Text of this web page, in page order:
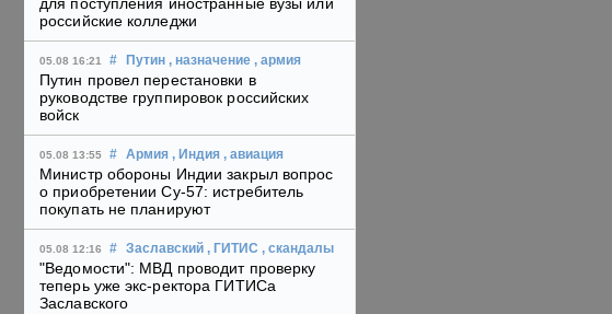
для поступления иностранные вузы или
российские колледжи
05.08 16:21 # Путин , назначение , армия
Путин провел перестановки в
руководстве группировок российских
войск
05.08 13:55 # Армия , Индия , авиация
Министр обороны Индии закрыл вопрос
о приобретении Су-57: истребитель
покупать не планируют
05.08 12:16 # Заславский , ГИТИС , скандалы
"Ведомости": МВД проводит проверку
теперь уже экс-ректора ГИТИСа
Заславского